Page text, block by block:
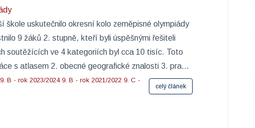
škole uskutečnilo okresní kolo zeměpisné olympiády
9 žáků 2. stupně, kteří byli úspěšnými řešiteli
soutěžících ve 4 kategoriích byl cca 10 tisíc. Toto
s atlasem 2. obecné geografické znalosti 3. pra...
celý článek
9. B - rok 2023/2024 9. B - rok 2021/2022 9. C -